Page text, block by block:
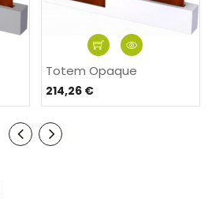
Totem Opaque
214,26 €